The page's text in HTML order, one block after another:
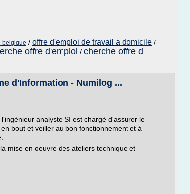
belgique / offre d'emploi de travail a domicile /
offre d'emploi / cherche offre d
d'Information - Numilog ...
analyste SI est chargé d'assurer le
bout et veiller au bon fonctionnement et à
mise en oeuvre des ateliers technique et